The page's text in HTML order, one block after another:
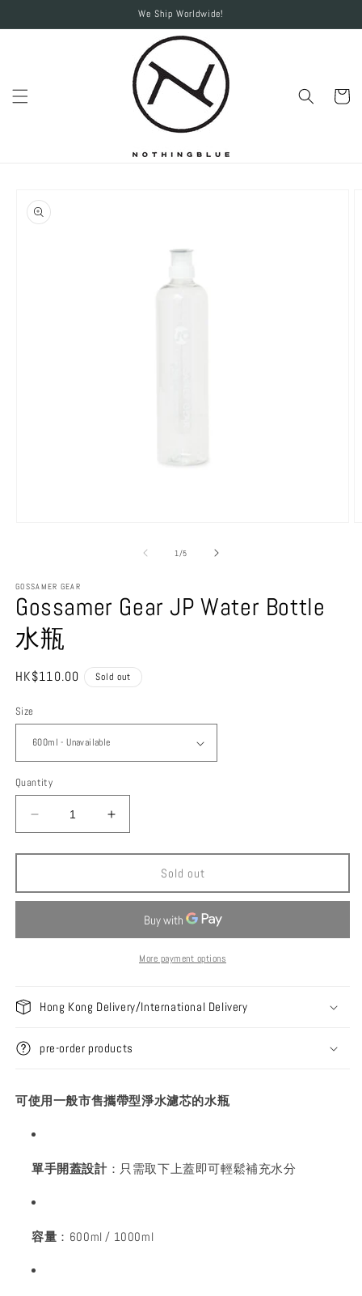
content
We Ship Worldwide!
Cart
product
information
1 /of
5
GOSSAMER GEAR
Gossamer Gear JP Water Bottle
水瓶
Regular
HK$110.00 Sold out
Size
Quantity
Decrease
quantity
for
Gear
JP
Bottle
Increase
quantity
for
Gossamer
Gear
JP
Water
Bottle
Sold out
More payment options
Hong Kong Delivery/International Delivery
pre-order products
可使用一般市售攜帶型淨水濾芯的水瓶
單手開蓋設計：只需取下上蓋即可輕鬆補充水分
容量 ：600ml / 1000ml